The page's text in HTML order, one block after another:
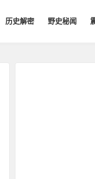
历史解密 野史秘闻